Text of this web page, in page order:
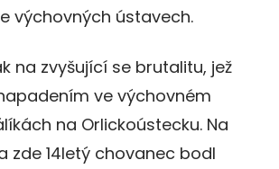
výchovných ústavech.
na zvyšující se brutalitu, jež
ve výchovném
na Orlickoústecku. Na
zde 14letý chovanec bodl